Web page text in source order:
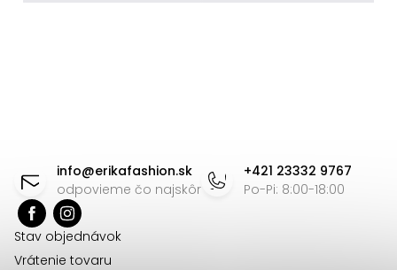
info@erikafashion.sk
odpovieme čo najskôr
+421 23332 9767
Po-Pi: 8:00-18:00
Stav objednávok
Vrátenie tovaru